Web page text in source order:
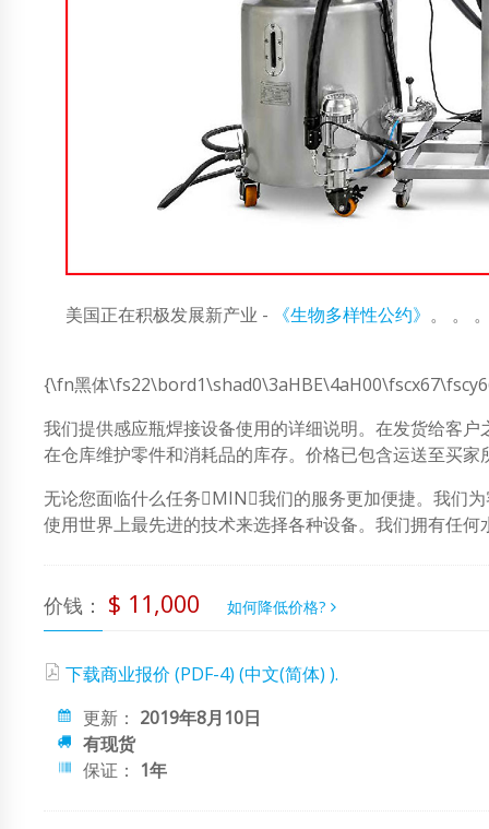
美国正在积极发展新产业 - 《生物多样性公约》 。 。
{\fn黑体
我们提供感应瓶焊接设备使用的详细说明。在发货给客
在仓库维护零件和消耗品的库存。价格已包含运送至买家
无论您面临什么任务MIN我们的服务更加便捷。我们
使用世界上最先进的技术来选择各种设备。我们拥有任
价钱： $ 11,000 如何降低价格?
下载商业报价 (PDF-4) (中文(简体) ).
更新： 2019年8月10日
有现货
保证： 1年